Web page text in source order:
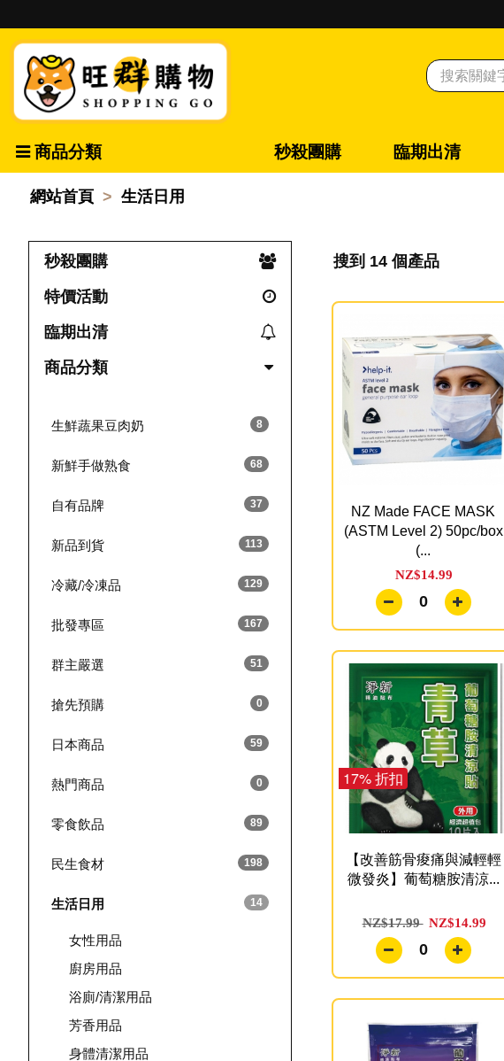
商品分類 秒殺團購 臨期出清
網站首頁 生活日用
搜到 14 個產品
NZ Made FACE MASK
(ASTM Level 2) 50pc/box
(...
NZ$14.99
0
17% 折扣
【改善筋骨痠痛與減輕輕
微發炎】葡萄糖胺清涼...
NZ$17.99 NZ$14.99
0
秒殺團購
特價活動
臨期出清
商品分類
8
生鮮蔬果豆肉奶
68
新鮮手做熟食
37
自有品牌
113
新品到貨
129
冷藏/冷凍品
167
批發專區
51
群主嚴選
0
搶先預購
59
日本商品
0
熱門商品
89
零食飲品
198
民生食材
14
生活日用
女性用品
廚房用品
浴廁/清潔用品
芳香用品
身體清潔用品